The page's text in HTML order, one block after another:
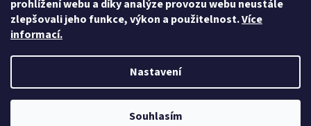
prohlížení webu a díky analýze provozu webu neustále
zlepšovali jeho funkce, výkon a použitelnost.Více
informací.
Nastavení
Souhlasím
Vytvořil Shoptet
Jezdecké potřeby. Všechna práva vyhrazena.